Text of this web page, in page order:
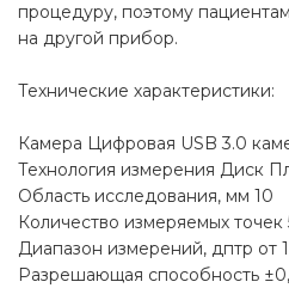
процедуру, поэтому
на другой прибор.
Технические характеристики:
Камера Цифровая USB 3.0
Технология измерения Диск
Область исследования, мм 10
Количество измеряемых точек
Диапазон измерений, дптр от
Разрешающая способность